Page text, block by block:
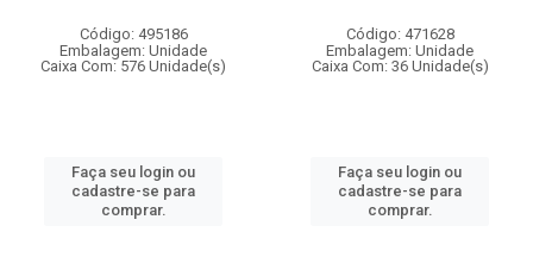
Código: 495186
Embalagem: Unidade
Caixa Com: 576 Unidade(s)
Faça seu login ou
cadastre-se para
comprar.
Código: 471628
Embalagem: Unidade
Caixa Com: 36 Unidade(s)
Faça seu login ou
cadastre-se para
comprar.